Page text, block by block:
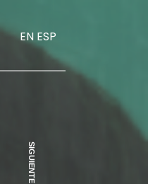
EN ESP
SIGUIENTE